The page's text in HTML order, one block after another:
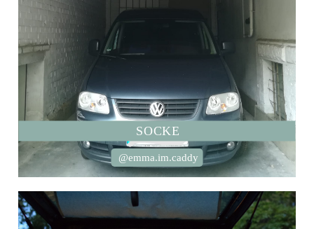
SOCKE
@emma.im.caddy